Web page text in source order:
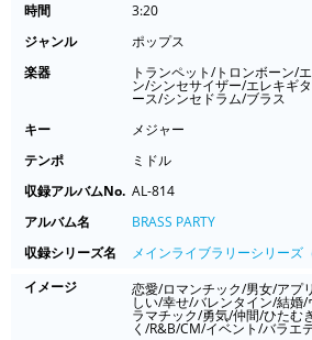
時間
3:20
ジャンル
ポップス
楽器
トランペット/トロンボーン/
ン/シンセサイザー/エレキギ
ース/シンセドラム/ブラス
キー
メジャー
テンポ
ミドル
収録アルバムNo. AL-814
アルバム名
BRASS PARTY
収録シリーズ名
メインライブラリーシリーズ
イメージ
恋愛/ロマンチック/男女/アプ
しい/幸せ/バレンタイン/結婚
ラマチック/勇気/仲間/ひたむ
く/R&B/CM/イベント/バラエ